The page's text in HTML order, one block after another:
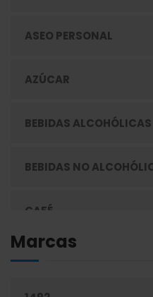
ASEO PERSONAL
AZÚCAR
BEBIDAS ALCOHÓLICAS
BEBIDAS NO
CAFÉ
Marcas